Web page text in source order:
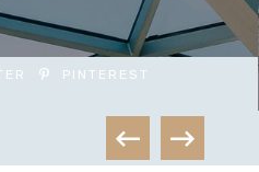
PINTEREST